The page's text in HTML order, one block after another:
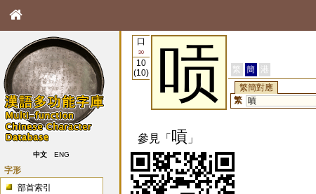
中文 ENG
字形
部首索引
口
30
10
(10)
唝 繁 簡
港
繁簡對應
繁 嗊
參見「嗊 」